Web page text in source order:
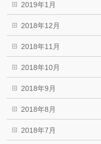
2019年1月
2018年12月
2018年11月
2018年10月
2018年9月
2018年8月
2018年7月